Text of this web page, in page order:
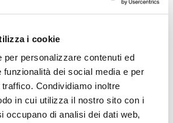
i cookie
per personalizzare contenuti ed
funzionalità dei social media e per
Condividiamo inoltre
in cui utilizza il nostro sito con i
occupano di analisi dei dati web,
PARCO
PARCO